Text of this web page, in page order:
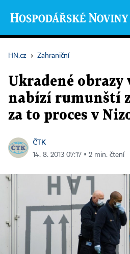
HN.cz › Zahraniční
Ukradené obrazy
nabízí rumunští
za to proces v
ČTK
14. 8. 2013 07:17 ▪ 2 min. čtení